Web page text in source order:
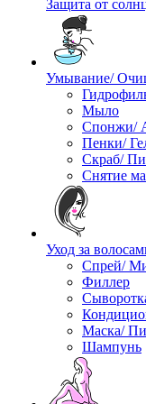
Защита от
Умывание/
Мыло
Спонжи/
Пенки/
Скраб/
Снятие
Уход за
Спрей/
Филлер
Маска/
Шампунь